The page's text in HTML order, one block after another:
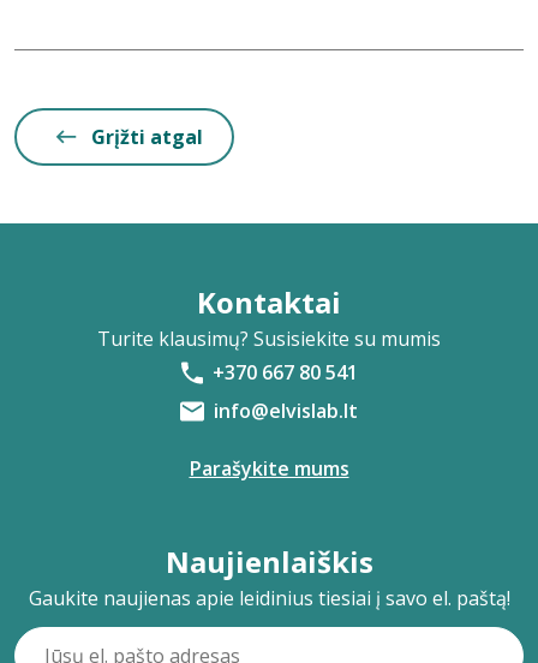
Grįžti atgal
Kontaktai
Turite klausimų? Susisiekite su mumis
+370 667 80 541
info@elvislab.lt
Parašykite mums
Naujienlaiškis
Gaukite naujienas apie leidinius tiesiai į savo el. paštą!